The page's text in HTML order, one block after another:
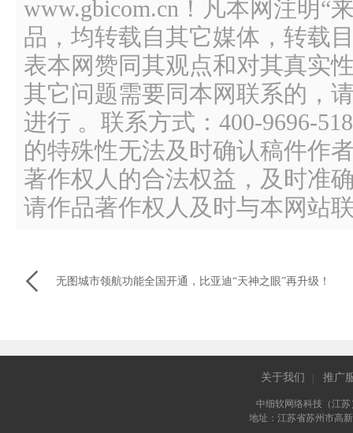
www.gbicom.cn！凡本网注明“
品，均转载自其它媒体，转载
表本网赞同其观点和对其真实
其它问题需要同本网联系的，
进行 。联系方式：400-9696-
的特殊性无法及时确认稿件作
著作权人的合法权益，及时准
请作品著作权人及时与本网站
 无图城市领航功能全国开通，比亚迪“天神之眼”再升级！
关于我们 推广
中细软网络科技（江
地址：江苏省苏州市高